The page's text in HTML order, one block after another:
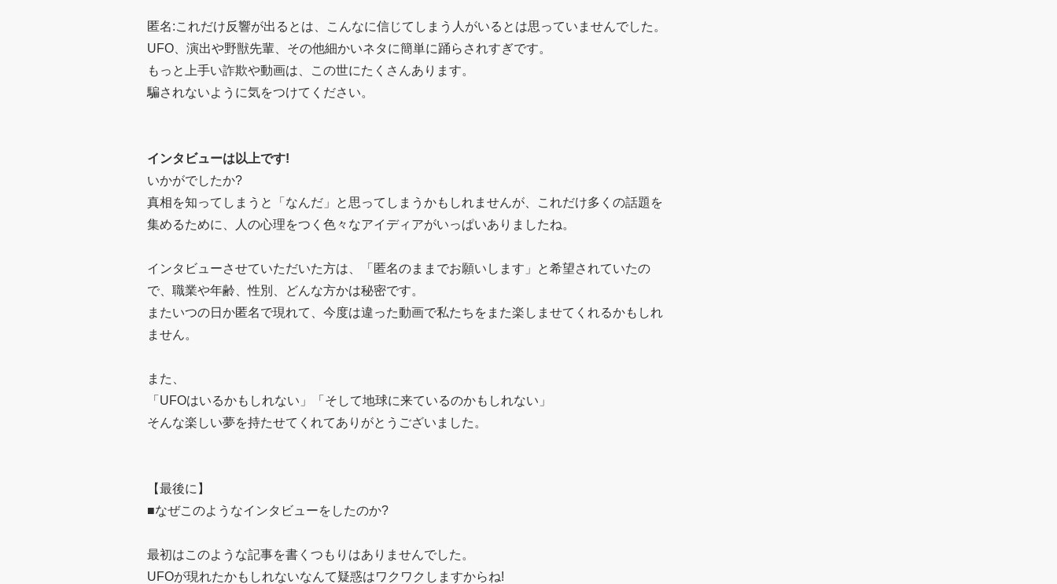
匿名:これだけ反響が出るとは、こんなに信じてしまう人がいるとは思っていませんでした。
UFO、演出や野獣先輩、その他細かいネタに簡単に踊らされすぎです。
もっと上手い詐欺や動画は、この世にたくさんあります。
騙されないように気をつけてください。
インタビューは以上です!
いかがでしたか?
真相を知ってしまうと「なんだ」と思ってしまうかもしれませんが、これだけ多くの話題を
集めるために、人の心理をつく色々なアイディアがいっぱいありましたね。
インタビューさせていただいた方は、「匿名のままでお願いします」と希望されていたの
で、職業や年齢、性別、どんな方かは秘密です。
またいつの日か匿名で現れて、今度は違った動画で私たちをまた楽しませてくれるかもしれ
ません。
また、
「UFOはいるかもしれない」「そして地球に来ているのかもしれない」
そんな楽しい夢を持たせてくれてありがとうございました。
【最後に】
■なぜこのようなインタビューをしたのか?
最初はこのような記事を書くつもりはありませんでした。
UFOが現れたかもしれないなんて疑惑はワクワクしますからね!